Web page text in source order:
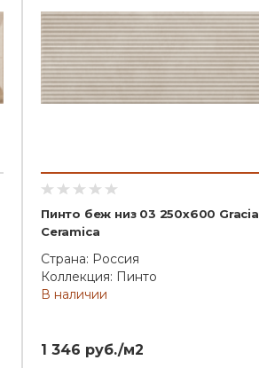
Пинто беж низ 03 250х600 Gracia
Ceramica
Страна: Россия
Коллекция: Пинто
В наличии
1 346 руб./м2